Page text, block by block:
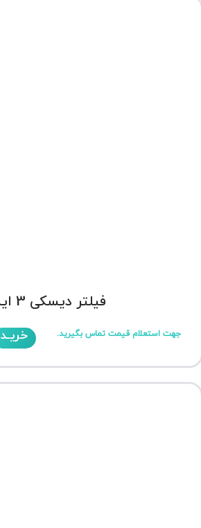
فیلتر دیسکی 3 اینچ
جهت استعلام قیمت تماس بگیرید. خریـد